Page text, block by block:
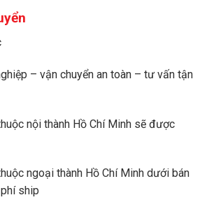
– vận chuyển an toàn – tư vấn tận
nội thành Hồ Chí Minh sẽ được
ngoại thành Hồ Chí Minh dưới bán
ship